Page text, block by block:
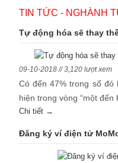
TIN TỨC - NGHÀNH
Tự động hóa sẽ thay
09-10-2018 // 3,120 lượt xem
Có đến 47% trong số
hiện trong vòng “một đến
Chi tiết →
Đăng ký ví điện tử